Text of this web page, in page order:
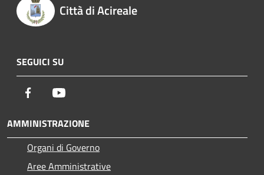
Città di Acireale
SEGUICI SU
Facebook
AMMINISTRAZIONE
Organi di Governo
Aree Amministrative